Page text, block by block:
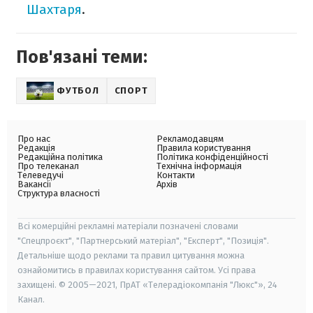
Шахтаря.
Пов'язані теми:
ФУТБОЛ СПОРТ
Про нас
Редакція
Редакційна політика
Про телеканал
Телеведучі
Вакансії
Структура власності
Рекламодавцям
Правила користування
Політика конфіденційності
Технічна інформація
Контакти
Архів
Всі комерційні рекламні матеріали позначені словами
"Спецпроєкт", "Партнерський матеріал", "Експерт", "Позиція".
Детальніше щодо реклами та правил цитування можна
ознайомитись в правилах користування сайтом. Усі права
захищені. © 2005—2021, ПрАТ «Телерадіокомпанія "Люкс"», 24
Канал.